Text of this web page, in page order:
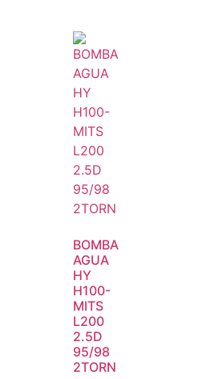
BOMBA
AGUA
HY
H100-
MITS
L200
2.5D
95/98
2TORN